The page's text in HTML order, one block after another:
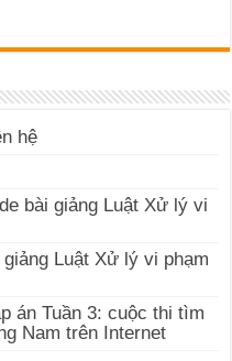
hệ
bài giảng Luật Xử lý vi
giảng Luật Xử lý vi phạm
án Tuần 3: cuộc thi tìm
Nam trên Internet